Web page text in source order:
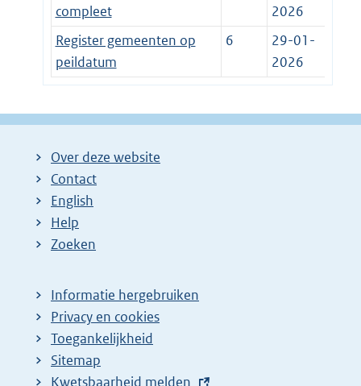
compleet
2026
Register gemeenten op
peildatum
6
29-01-
2026
Over deze website
Contact
English
Help
Zoeken
Informatie hergebruiken
Privacy en cookies
Toegankelijkheid
Sitemap
E
Kwetsbaarheid melden